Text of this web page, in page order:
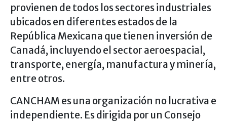
provienen de todos los sectores industriales
ubicados en diferentes estados de la
República Mexicana que tienen inversión de
Canadá, incluyendo el sector aeroespacial,
transporte, energía, manufactura y minería,
entre otros.
CANCHAM es una organización no lucrativa e
independiente. Es dirigida por un Consejo